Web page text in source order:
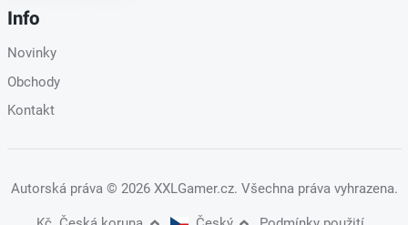
Info
Novinky
Obchody
Kontakt
Autorská práva © 2026 XXLGamer.cz. Všechna práva vyhrazena.